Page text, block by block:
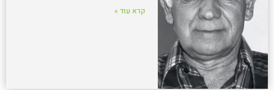
קרא עוד »